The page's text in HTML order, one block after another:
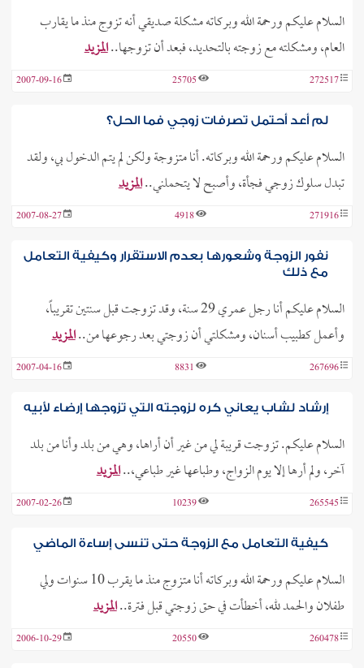
السلام عليكم ورحمة الله وبركاته مشكلة صديقي أنه تزوج منذ ما يقارب
العام، ومشكلته مع زوجته بالتحديد، فبعد أن تزوجها..المزيد
272517
25705
2007-09-16
لم أعد أحتمل تصرفات زوجي فما الحل؟
السلام عليكم ورحمة الله وبركاته. أنا متزوجة ولكن لم يتم الدخول بي، ولقد
تبدل سلوك زوجي فجأة، وأصبح لا يتحملني..المزيد
271916
4918
2007-08-27
نفور الزوجة وشعورها بعدم الاستقرار وكيفية التعامل
مع ذلك
السلام عليكم أنا رجل عمري 29 سنة، وقد تزوجت قبل سنتين تقريباً،
وأعمل كطبيب أسنان، ومشكلتي أن زوجتي بعد رجوعها من..المزيد
267696
8831
2007-04-16
إرشاد لشاب يعاني كره لزوجته التي تزوجها إرضاء لأبيه
السلام عليكم. تزوجت قريبة لي من غير أن أراها، وهي من بلد وأنا من بلد
آخر، ولم أرها إلا يوم الزواج، وطباعها غير طباعي،..المزيد
265545
10239
2007-02-26
كيفية التعامل مع الزوجة حتى تنسى إساءة الماضي
السلام عليكم ورحمة الله وبركاته أنا متزوج منذ ما يقرب 10 سنوات ولي
طفلان والحمد لله، أخطأت في حق زوجتي قبل فترة..المزيد
260478
20550
2006-10-29